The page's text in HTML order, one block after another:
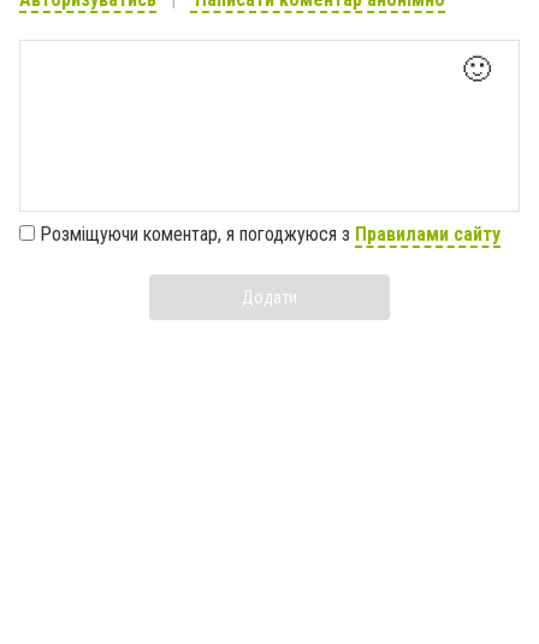
🙂
Розміщуючи коментар, я погоджуюся з Правилами сайту
Додати